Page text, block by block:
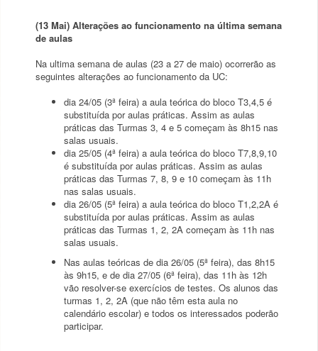
(13 Mai) Alterações ao funcionamento na última semana
de aulas
Na ultima semana de aulas (23 a 27 de maio) ocorrerão as
seguintes alterações ao funcionamento da UC:
dia 24/05 (3ª feira) a aula teórica do bloco T3,4,5 é
substituída por aulas práticas. Assim as aulas
práticas das Turmas 3, 4 e 5 começam às 8h15 nas
salas usuais.
dia 25/05 (4ª feira) a aula teórica do bloco T7,8,9,10
é substituída por aulas práticas. Assim as aulas
práticas das Turmas 7, 8, 9 e 10 começam às 11h
nas salas usuais.
dia 26/05 (5ª feira) a aula teórica do bloco T1,2,2A é
substituída por aulas práticas. Assim as aulas
práticas das Turmas 1, 2, 2A começam às 11h nas
salas usuais.
Nas aulas teóricas de dia 26/05 (5ª feira), das 8h15
às 9h15, e de dia 27/05 (6ª feira), das 11h às 12h
vão resolver-se exercícios de testes. Os alunos das
turmas 1, 2, 2A (que não têm esta aula no
calendário escolar) e todos os interessados poderão
participar.